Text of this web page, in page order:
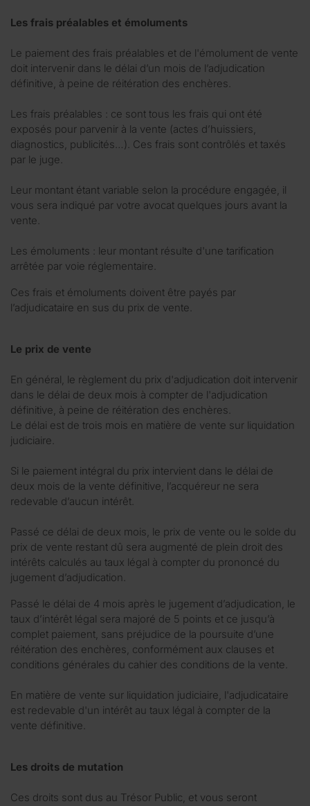
Les frais préalables et émoluments
Le paiement des frais préalables et de l'émolument de vente
doit intervenir dans le délai d’un mois de l’adjudication
définitive, à peine de réitération des enchères.
Les frais préalables : ce sont tous les frais qui ont été
exposés pour parvenir à la vente (actes d’huissiers,
diagnostics, publicités…). Ces frais sont contrôlés et taxés
par le juge.
Leur montant étant variable selon la procédure engagée, il
vous sera indiqué par votre avocat quelques jours avant la
vente.
Les émoluments : leur montant résulte d'une tarification
arrêtée par voie réglementaire.
Ces frais et émoluments doivent être payés par
l’adjudicataire en sus du prix de vente.
Le prix de vente
En général, le règlement du prix d'adjudication doit intervenir
dans le délai de deux mois à compter de l'adjudication
définitive, à peine de réitération des enchères.
Le délai est de trois mois en matière de vente sur liquidation
judiciaire.
Si le paiement intégral du prix intervient dans le délai de
deux mois de la vente définitive, l’acquéreur ne sera
redevable d’aucun intérêt.
Passé ce délai de deux mois, le prix de vente ou le solde du
prix de vente restant dû sera augmenté de plein droit des
intérêts calculés au taux légal à compter du prononcé du
jugement d’adjudication.
Passé le délai de 4 mois après le jugement d’adjudication, le
taux d’intérêt légal sera majoré de 5 points et ce jusqu’à
complet paiement, sans préjudice de la poursuite d’une
réitération des enchères, conformément aux clauses et
conditions générales du cahier des conditions de la vente.
En matière de vente sur liquidation judiciaire, l'adjudicataire
est redevable d'un intérêt au taux légal à compter de la
vente définitive.
Les droits de mutation
Ces droits sont dus au Trésor Public, et vous seront